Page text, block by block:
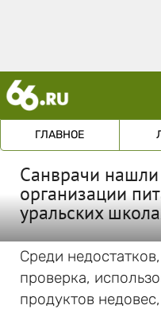
ГЛАВНОЕ
Санврачи
организации
уральских
Среди
проверка,
продуктов